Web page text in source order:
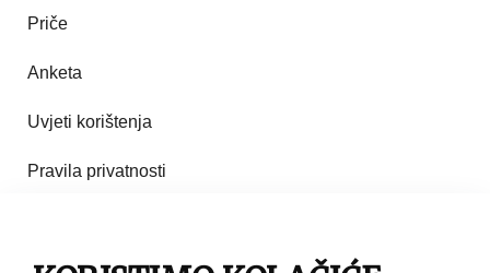
Priče
Anketa
Uvjeti korištenja
Pravila privatnosti
Pravila korištenja